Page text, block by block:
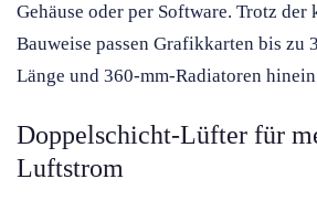
Gehäuse oder per Software. Trotz der
Bauweise passen Grafikkarten bis zu
Länge und 360-mm-Radiatoren
Doppelschicht-Lüfter für
Luftstrom